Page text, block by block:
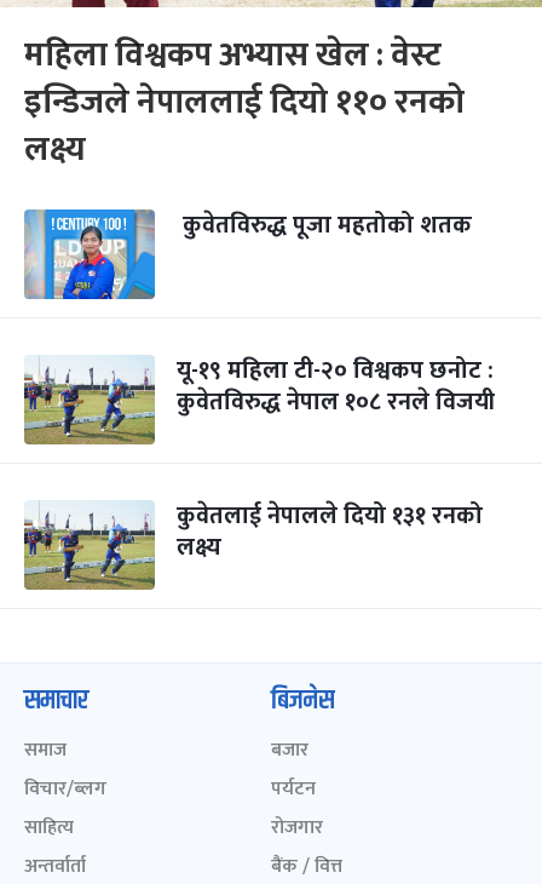
महिला विश्वकप अभ्यास खेल : वेस्ट
इन्डिजले नेपाललाई दियो ११० रनको
लक्ष्य
कुवेतविरुद्ध पूजा महतोको शतक
यू-१९ महिला टी-२० विश्वकप छनोट :
कुवेतविरुद्ध नेपाल १०८ रनले विजयी
कुवेतलाई नेपालले दियो १३१ रनको
लक्ष्य
समाचार
समाज
विचार/ब्लग
साहित्य
अन्तर्वार्ता
बिजनेस
बजार
पर्यटन
रोजगार
बैंक / वित्त